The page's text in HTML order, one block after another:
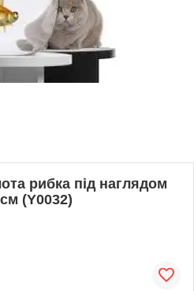
рибка під наглядом
(Y0032)